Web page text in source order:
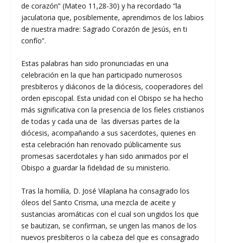
de corazón” (Mateo 11,28-30) y ha recordado “la
jaculatoria que, posiblemente, aprendimos de los labios
de nuestra madre: Sagrado Corazón de Jesús, en ti
confío”.
Estas palabras han sido pronunciadas en una
celebración en la que han participado numerosos
presbíteros y diáconos de la diócesis, cooperadores del
orden episcopal. Esta unidad con el Obispo se ha hecho
más significativa con la presencia de los fieles cristianos
de todas y cada una de las diversas partes de la
diócesis, acompañando a sus sacerdotes, quienes en
esta celebración han renovado públicamente sus
promesas sacerdotales y han sido animados por el
Obispo a guardar la fidelidad de su ministerio.
Tras la homilía, D. José Vilaplana ha consagrado los
óleos del Santo Crisma, una mezcla de aceite y
sustancias aromáticas con el cual son ungidos los que
se bautizan, se confirman, se ungen las manos de los
nuevos presbíteros o la cabeza del que es consagrado